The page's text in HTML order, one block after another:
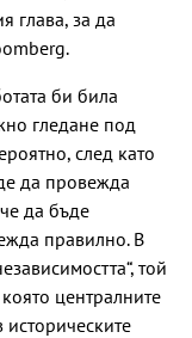
глава, за да
би била
гледане под
след като
да провежда
да бъде
правилно. В
той
централните
историческите